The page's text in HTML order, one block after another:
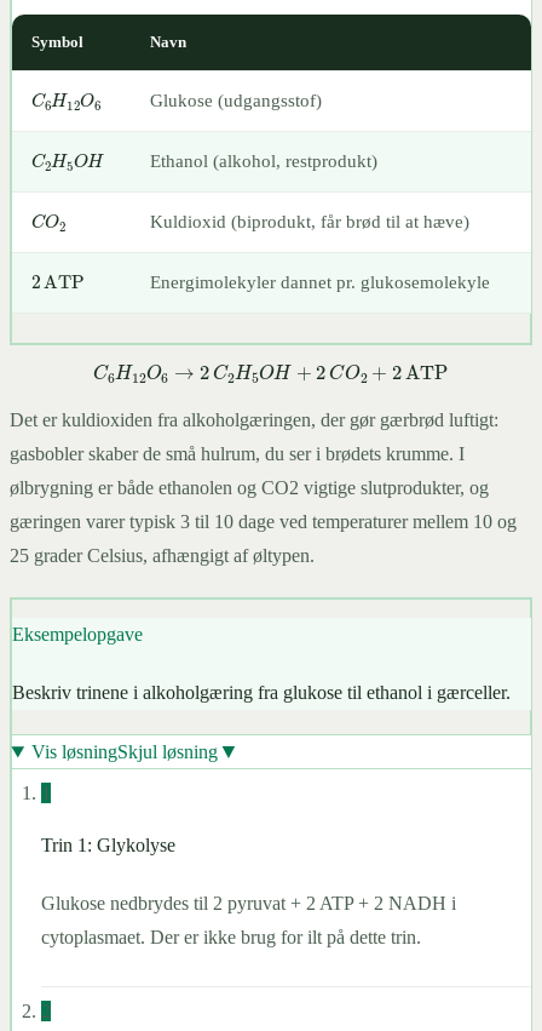
Symbol Navn
C6H 12
Glukose (udgangsstof)
C2H 5OH
Ethanol (alkohol, restprodukt)
CO
Kuldioxid (biprodukt, får brød til at hæve)
2 ATP
Energimolekyler dannet pr. glukosemolekyle
C6H12O 6→2C2H5OH 2C O2+2ATP
Det er kuldioxiden fra alkoholgæringen, der gør gærbrød luftigt:
gasbobler skaber de små hulrum, du ser i brødets krumme. I
ølbrygning er både ethanolen og CO2 vigtige slutprodukter, og
gæringen varer typisk 3 til 10 dage ved temperaturer mellem 10 og
25 grader Celsius, afhængigt af øltypen.
Eksempelopgave
Beskriv trinene i alkoholgæring fra glukose til ethanol i gærceller.
Vis løsningSkjul løsning▼
1
Trin 1: Glykolyse
Glukose nedbrydes til 2 pyruvat + 2 ATP + 2 NADH i
cytoplasmaet. Der er ikke brug for ilt på dette trin.
2